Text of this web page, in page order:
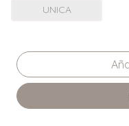
UNICA